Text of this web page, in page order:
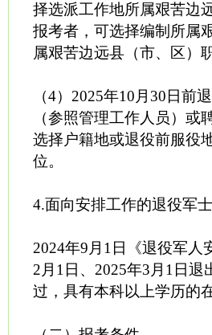
择选派工作地所属艰苦边
报考者，可选择编制所属
属艰苦边远县（市、区）
（4）2025年10月30日前
（参照管理工作人员）
选择户籍地或退役前服役
位。
4.面向安排工作的退役军
2024年9月1日《退役军人
2月1日、2025年3月1日
过，具有本科以上学历的